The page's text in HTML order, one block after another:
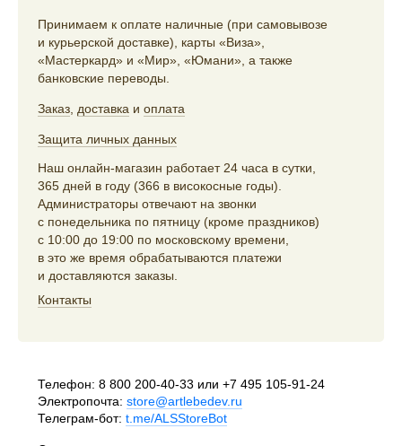
Принимаем к оплате наличные (при самовывозе
и курьерской доставке), карты «Виза»,
«Мастеркард» и «Мир», «Юмани», а также
банковские переводы.
Заказ, доставка и оплата
Защита личных данных
Наш онлайн-магазин работает 24 часа в сутки,
365 дней в году (366 в високосные годы).
Администраторы отвечают на звонки
с понедельника по пятницу (кроме праздников)
с 10:00 до 19:00 по московскому времени,
в это же время обрабатываются платежи
и доставляются заказы.
Контакты
Телефон: 8 800 200-40-33 или +7 495 105-91-24
Электропочта: store@artlebedev.ru
Телеграм-бот: t.me/ALSStoreBot